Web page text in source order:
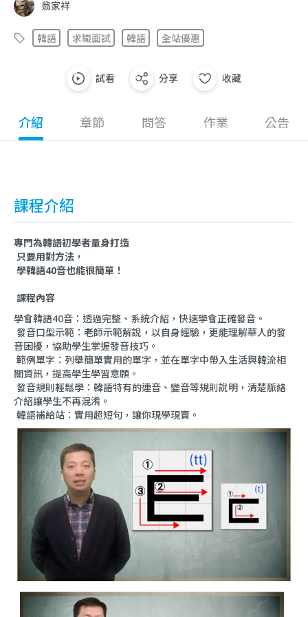
翁家祥
韓語 求職面試 韓語 全站優惠
試看 分享 收藏
介紹 章節 問答 作業 公告
課程介紹
專門為韓語初學者量身打造
只要用對方法，
學韓語40音也能很簡單！
課程內容
學會韓語40音：透過完整、系統介紹，快速學會正確發音。
發音口型示範：老師示範解說，以自身經驗，更能理解華人的發
音困擾，協助學生掌握發音技巧。
範例單字：列舉簡單實用的單字，並在單字中帶入生活與韓流相
關資訊，提高學生學習意願。
發音規則輕鬆學：韓語特有的連音、變音等規則說明，清楚脈絡
介紹讓學生不再混淆。
韓語補給站：實用超短句，讓你現學現賣。